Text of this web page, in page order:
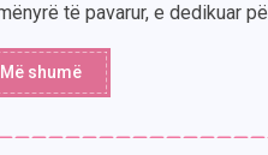
të pavarur, e dedikuar
Më shumë